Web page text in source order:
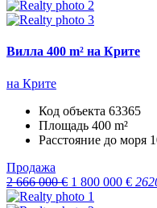
Вилла 400 m² на Крите
на Крите
Код объекта 63365
Площадь 400 m²
Расстояние до моря
Продажа
2 666 000 € 1 800 000 €